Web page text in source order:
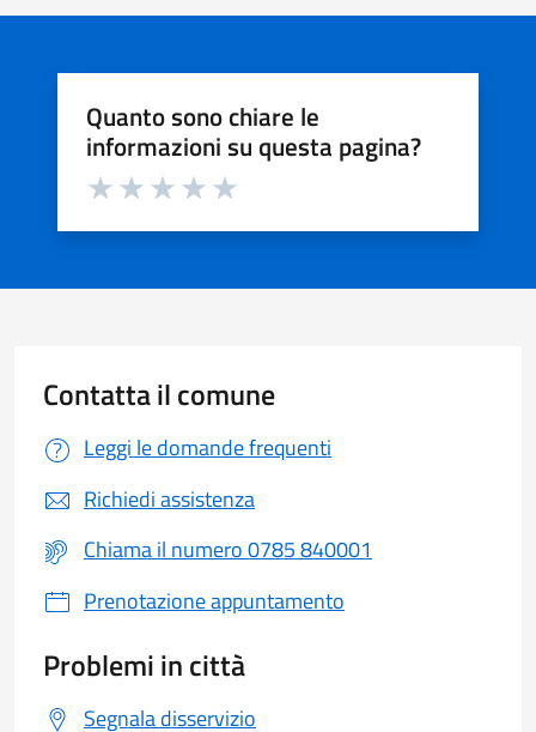
Quanto sono chiare le
informazioni su questa pagina?
Valuta da 1 a 5 stelle la pagina
Contatta il comune
Leggi le domande frequenti
Richiedi assistenza
Chiama il numero 0785 840001
Prenotazione appuntamento
Problemi in città
Segnala disservizio